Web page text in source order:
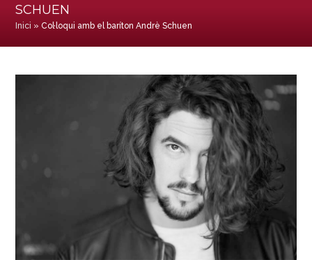
SCHUEN
Inici »Col·loqui amb el baríton Andrè Schuen